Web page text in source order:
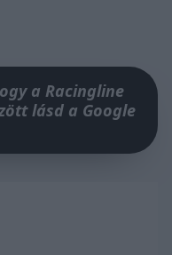
a Racingline
lásd a Google